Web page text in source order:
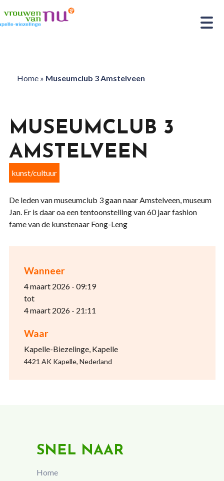
Home» Museumclub 3 Amstelveen
Wanneer
4 maart 2026 - 09:19
tot
4 maart 2026 - 21:11
Waar
Kapelle-Biezelinge, Kapelle
4421 AK Kapelle, Nederland
MUSEUMCLUB 3
AMSTELVEEN
kunst/cultuur
De leden van museumclub 3 gaan naar Amstelveen, museum
Jan. Er is daar oa een tentoonstelling van 60 jaar fashion
fame van de kunstenaar Fong-Leng
SNEL NAAR
Home